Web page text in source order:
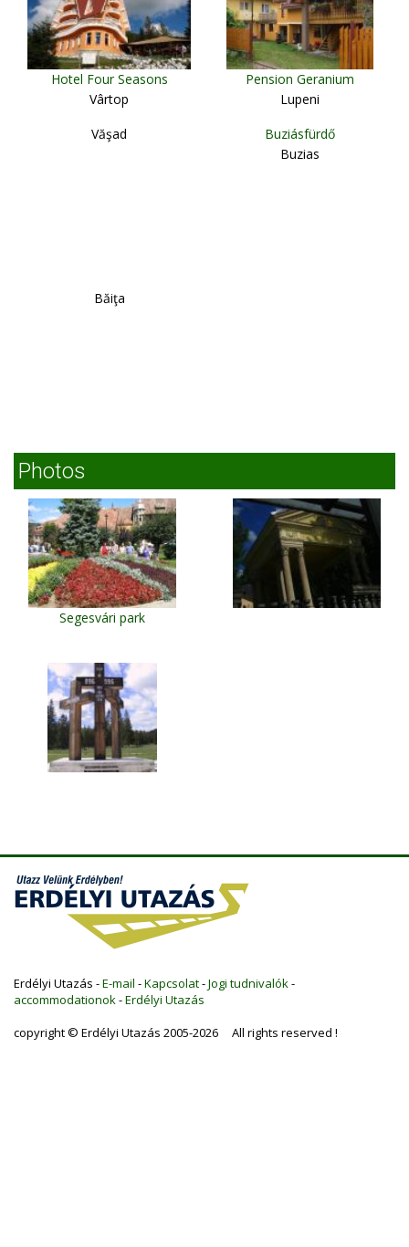
Hotel Four Seasons
Vârtop
Pension Geranium
Lupeni
Văşad
Buziásfürdő
Buzias
Băiţa
Photos
Segesvári park
Erdélyi Utazás -E-mail -Kapcsolat-Jogi tudnivalók -
accommodationok -Erdélyi Utazás
copyright © Erdélyi Utazás 2005-2026 All rights reserved !